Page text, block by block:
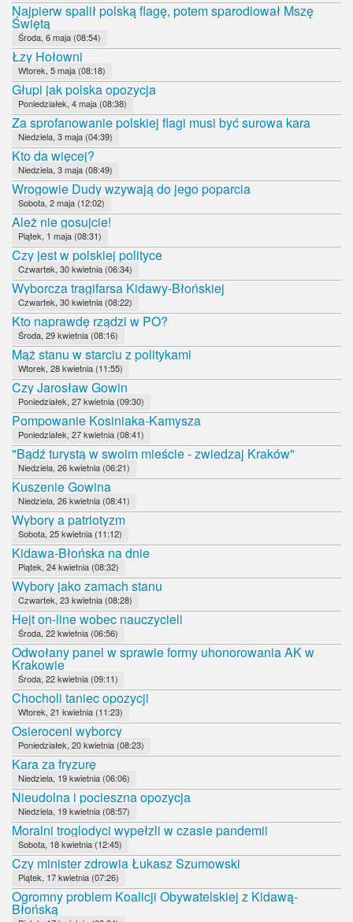
Najpierw spalił polską flagę, potem sparodiował Mszę
Świętą
Środa, 6 maja (08:54)
Łzy Hołowni
Wtorek, 5 maja (08:18)
Głupi jak polska opozycja
Poniedziałek, 4 maja (08:38)
Za sprofanowanie polskiej flagi musi być surowa kara
Niedziela, 3 maja (04:39)
Kto da więcej?
Niedziela, 3 maja (08:49)
Wrogowie Dudy wzywają do jego poparcia
Sobota, 2 maja (12:02)
Ależ nie gosujcie!
Piątek, 1 maja (08:31)
Czy jest w polskiej polityce
Czwartek, 30 kwietnia (06:34)
Wyborcza tragifarsa Kidawy-Błońskiej
Czwartek, 30 kwietnia (08:22)
Kto naprawdę rządzi w PO?
Środa, 29 kwietnia (08:16)
Mąż stanu w starciu z politykami
Wtorek, 28 kwietnia (11:55)
Czy Jarosław Gowin
Poniedziałek, 27 kwietnia (09:30)
Pompowanie Kosiniaka-Kamysza
Poniedziałek, 27 kwietnia (08:41)
"Bądź turystą w swoim mieście - zwiedzaj Kraków"
Niedziela, 26 kwietnia (06:21)
Kuszenie Gowina
Niedziela, 26 kwietnia (08:41)
Wybory a patriotyzm
Sobota, 25 kwietnia (11:12)
Kidawa-Błońska na dnie
Piątek, 24 kwietnia (08:32)
Wybory jako zamach stanu
Czwartek, 23 kwietnia (08:28)
Hejt on-line wobec nauczycieli
Środa, 22 kwietnia (06:56)
Odwołany panel w sprawie formy uhonorowania AK w
Krakowie
Środa, 22 kwietnia (09:11)
Chocholi taniec opozycji
Wtorek, 21 kwietnia (11:23)
Osieroceni wyborcy
Poniedziałek, 20 kwietnia (08:23)
Kara za fryzurę
Niedziela, 19 kwietnia (06:06)
Nieudolna i pocieszna opozycja
Niedziela, 19 kwietnia (08:57)
Moralni troglodyci wypełzli w czasie pandemii
Sobota, 18 kwietnia (12:45)
Czy minister zdrowia Łukasz Szumowski
Piątek, 17 kwietnia (07:26)
Ogromny problem Koalicji Obywatelskiej z Kidawą-
Błońską